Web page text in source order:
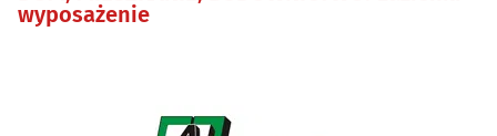
wyposażenie